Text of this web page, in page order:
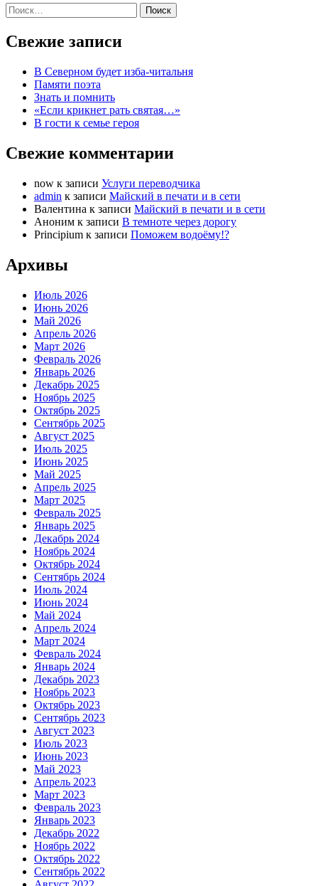
Найти:
Свежие записи
В Северном будет изба-читальня
Памяти поэта
Знать и помнить
«Если крикнет рать святая…»
В гости к семье героя
Свежие комментарии
now к записи Услуги переводчика
admin к записи Майский в печати и в сети
Валентина к записи Майский в печати и в сети
Аноним к записи В темноте через дорогу
Principium к записи Поможем водоёму!?
Архивы
Июль 2026
Июнь 2026
Май 2026
Апрель 2026
Март 2026
Февраль 2026
Январь 2026
Декабрь 2025
Ноябрь 2025
Октябрь 2025
Сентябрь 2025
Август 2025
Июль 2025
Июнь 2025
Май 2025
Апрель 2025
Март 2025
Февраль 2025
Январь 2025
Декабрь 2024
Ноябрь 2024
Октябрь 2024
Сентябрь 2024
Июль 2024
Июнь 2024
Май 2024
Апрель 2024
Март 2024
Февраль 2024
Январь 2024
Декабрь 2023
Ноябрь 2023
Октябрь 2023
Сентябрь 2023
Август 2023
Июль 2023
Июнь 2023
Май 2023
Апрель 2023
Март 2023
Февраль 2023
Январь 2023
Декабрь 2022
Ноябрь 2022
Октябрь 2022
Сентябрь 2022